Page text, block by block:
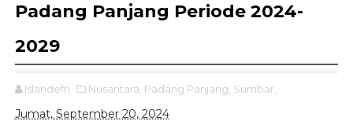
Padang Panjang Periode 2024-
2029
Islandefri Nusantara, Padang Panjang, Sumbar,
Jumat, September 20, 2024